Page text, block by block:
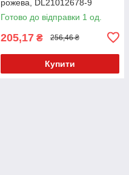
рожева, DL21012678-9
Готово до відправки 1 од.
205,17 ₴ 256,46 ₴
Купити